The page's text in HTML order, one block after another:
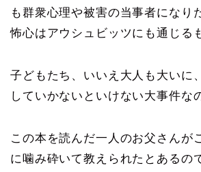
も群衆心理や被害の当事者になり
怖心はアウシュビッツにも通じる
子どもたち、いいえ大人も大いに
していかないといけない大事件な
この本を読んだ一人のお父さんが
に噛み砕いて教えられたとあるの